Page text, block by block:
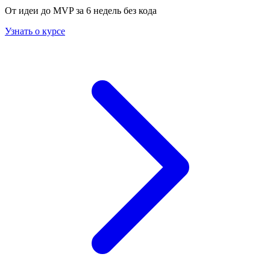
От идеи до MVP за 6 недель без кода
Узнать о курсе